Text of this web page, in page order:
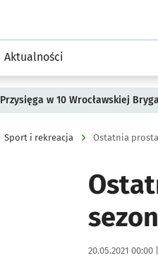
Aktualności
Przysięga w 10 Wrocławskiej
Sport i rekreacja Ostatnia
Data publikacji:
20.05.2021 00:00 |